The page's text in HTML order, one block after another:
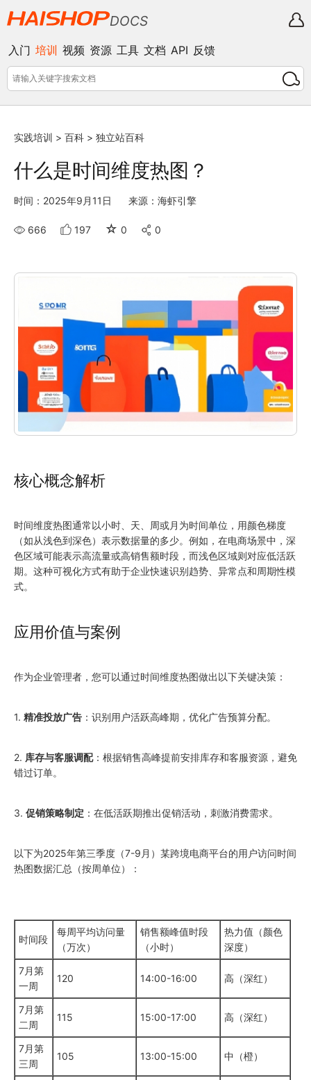
DOCS
入门 培训 视频 资源 工具 文档 API 反馈
实践培训 > 百科 > 独立站百科
什么是时间维度热图？
时间：2025年9月11日 来源：海虾引擎
666 197 ☆ 0 0
核心概念解析
时间维度热图通常以小时、天、周或月为时间单位，用颜色梯度
（如从浅色到深色）表示数据量的多少。例如，在电商场景中，深
色区域可能表示高流量或高销售额时段，而浅色区域则对应低活跃
期。这种可视化方式有助于企业快速识别趋势、异常点和周期性模
式。
应用价值与案例
作为企业管理者，您可以通过时间维度热图做出以下关键决策：
1. 精准投放广告 ：识别用户活跃高峰期，优化广告预算分配。
2. 库存与客服调配：根据销售高峰提前安排库存和客服资源，避免
错过订单。
3. 促销策略制定 ：在低活跃期推出促销活动，刺激消费需求。
以下为2025年第三季度（7-9月）某跨境电商平台的用户访问时间
热图数据汇总（按周单位）：
时间段
每周平均访问量
（万次）
销售额峰值时段
（小时）
热力值（颜色
深度）
7月第
一周
120 14:00-16:00 高（深红）
7月第
二周
115 15:00-17:00 高（深红）
7月第
三周
105 13:00-15:00 中（橙）